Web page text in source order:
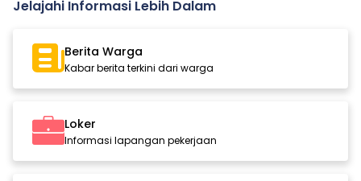
Jelajahi Informasi Lebih Dalam
Berita Warga
Kabar berita terkini dari warga
Loker
Informasi lapangan pekerjaan